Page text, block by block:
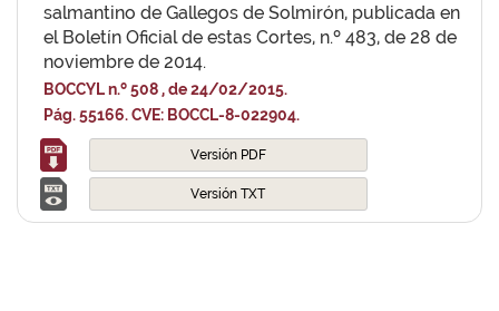
salmantino de Gallegos de Solmirón, publicada en
el Boletín Oficial de estas Cortes, n.º 483, de 28 de
noviembre de 2014.
BOCCYL n.º 508 , de 24/02/2015.
Pág. 55166. CVE: BOCCL-8-022904.
Versión PDF
Versión TXT